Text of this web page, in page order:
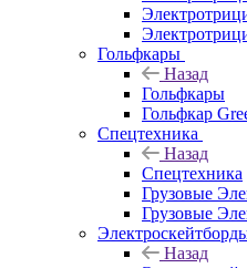
Гольфкары
Назад
Гольфкары
Гольфкар
Спецтехника
Назад
Спецтехника
Грузовые
Грузовые
Назад